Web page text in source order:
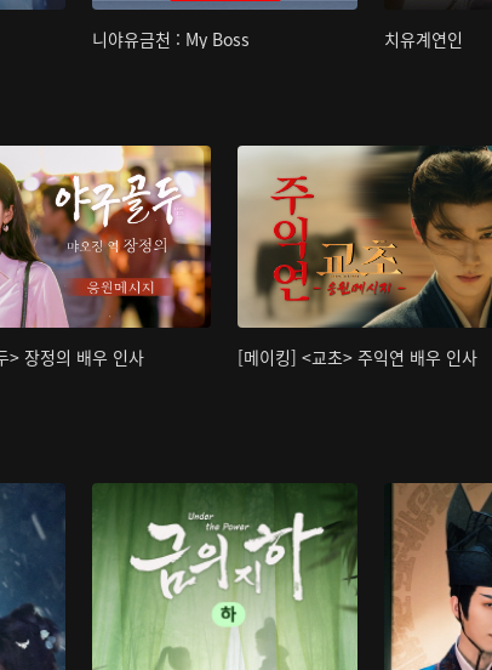
니야유금천 : My Boss 치유계연인
> 장정의 배우 인사 [메이킹] <교초> 주익연 배우 인사